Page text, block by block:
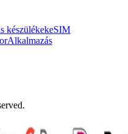
készülékekeSIM
Alkalmazás